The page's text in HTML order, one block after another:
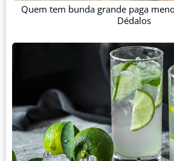
Quem tem bunda grande paga
Dédalos